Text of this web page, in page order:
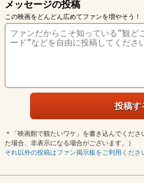
メッセージの投稿
この映画をどんどん広めてファンを増やそう！
＊「映画館で観たいワケ」を書き込んでくだ
た場合、非表示になる場合がございます。）
それ以外の投稿はファン掲示板をご利用くださ